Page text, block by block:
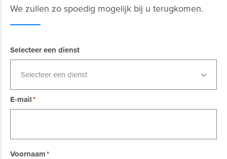
We zullen zo spoedig mogelijk bij u terugkomen.
Selecteer een dienst
Selecteer een dienst
E-mail
Voornaam